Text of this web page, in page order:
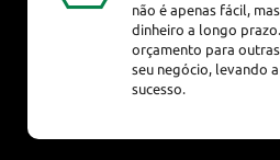
não é apenas fácil,
dinheiro a longo
orçamento para
seu negócio, levando
sucesso.